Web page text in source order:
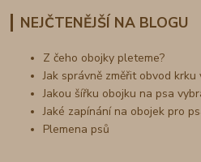
NEJČTENĚJŠÍ NA BLOGU
Z čeho obojky pleteme?
Jak správně změřit obvod krku
Jakou šířku obojku na psa
Jaké zapínání na obojek pro
Plemena psů